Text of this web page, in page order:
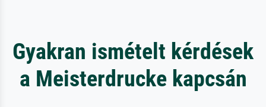
Gyakran ismételt kérdések
a Meisterdrucke kapcsán